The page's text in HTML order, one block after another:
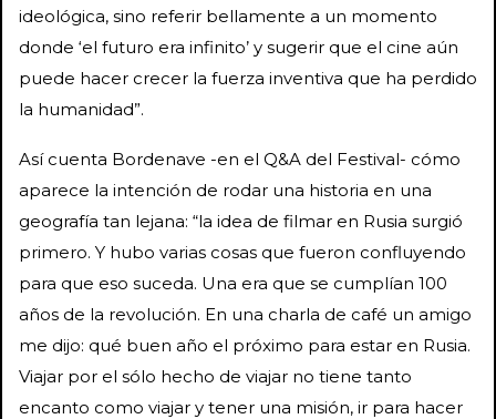
ideológica, sino referir bellamente a un momento
donde ‘el futuro era infinito’ y sugerir que el cine aún
puede hacer crecer la fuerza inventiva que ha perdido
la humanidad”.
Así cuenta Bordenave -en el Q&A del Festival- cómo
aparece la intención de rodar una historia en una
geografía tan lejana: “la idea de filmar en Rusia surgió
primero. Y hubo varias cosas que fueron confluyendo
para que eso suceda. Una era que se cumplían 100
años de la revolución. En una charla de café un amigo
me dijo: qué buen año el próximo para estar en Rusia.
Viajar por el sólo hecho de viajar no tiene tanto
encanto como viajar y tener una misión, ir para hacer